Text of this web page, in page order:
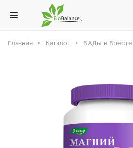
Главная Каталог БАДы в Бресте